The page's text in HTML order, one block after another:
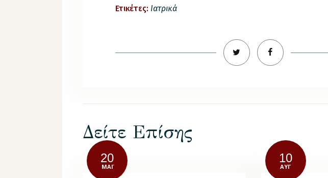
Ετικέτες: Ιατρικά
Δείτε Επίσης
20
ΜΆΙ
10
ΑΥΓ